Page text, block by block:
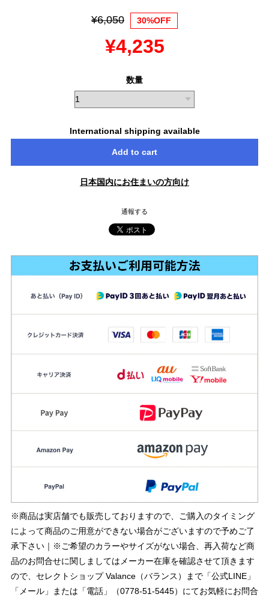
¥6,050 30%OFF
¥4,235
数量
International shipping available
Add to cart
日本国内にお住まいの方向け
通報する
※商品は実店舗でも販売しておりますので、ご購入のタイミング
によって商品のご用意ができない場合がございますので予めご了
承下さい｜※ご希望のカラーやサイズがない場合、再入荷など商
品のお問合せに関しましてはメーカー在庫を確認させて頂きます
ので、セレクトショップ Valance（バランス）まで「公式LINE」
「メール」または「電話」（0778-51-5445）にてお気軽にお問合